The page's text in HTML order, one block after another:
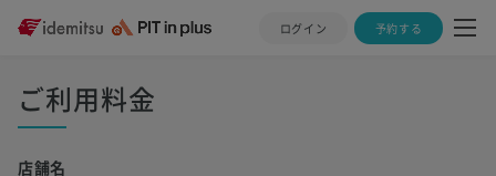
ログイン 予約する
ご利用料金
店舗名